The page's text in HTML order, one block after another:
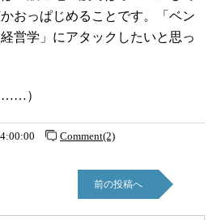
おっぱじめることです。「ベン
営学」にアタックしたいと思っ
……）
Comment(2)
前の投稿へ